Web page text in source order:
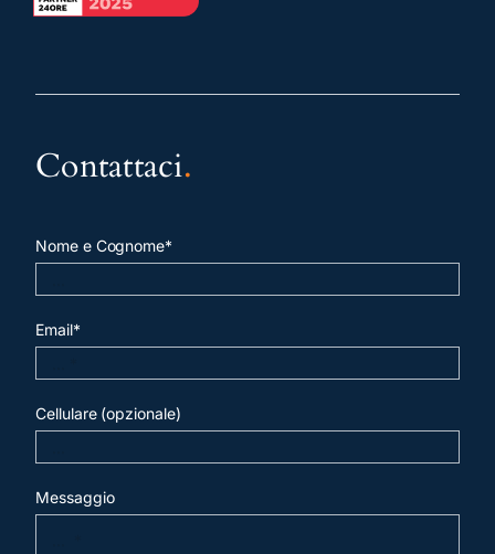
Contattaci.
Nome e Cognome*
Email*
Cellulare (opzionale)
Messaggio